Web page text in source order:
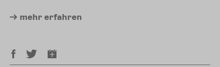
mehr erfahren